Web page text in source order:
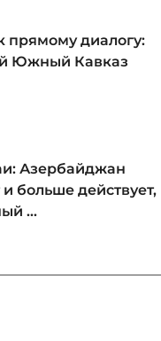
прямому диалогу:
Южный Кавказ
Азербайджан
больше действует,
...